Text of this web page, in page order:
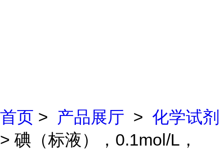
首页 > 产品展厅 > 化学试剂
> 碘（标液），0.1mol/L，